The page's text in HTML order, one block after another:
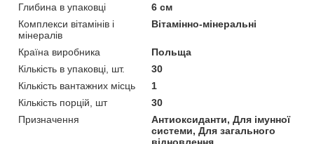
Глибина в упаковці
6 см
Комплекси вітамінів і
мінералів
Вітамінно-мінеральні
Країна виробника
Польща
Кількість в упаковці, шт.
30
Кількість вантажних місць
1
Кількість порцій, шт
30
Призначення
Антиоксиданти, Для імунної
системи, Для загального
відновлення